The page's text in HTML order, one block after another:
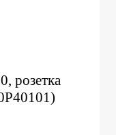
розетка